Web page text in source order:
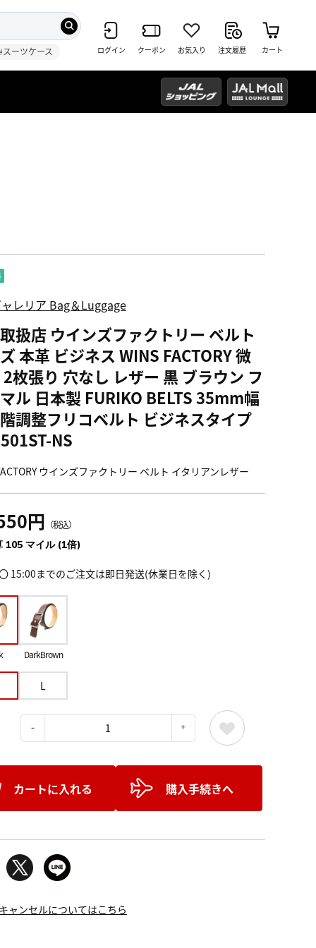
スーツケース ログイン クーポン お気入り 注文履歴 カート
レリア Bag＆Luggage
扱店 ウインズファクトリー ベルト
本革 ビジネス WINS FACTORY 微
枚張り 穴なし レザー 黒 ブラウン フ
ル 日本製 FURIKO BELTS 35mm幅
調整フリコベルト ビジネスタイプ
NS
ウインズファクトリー ベルト イタリアンレザー
円 （税込）
105 マイル (1倍)
15:00までのご注文は即日発送(休業日を除く)
DarkBrown
L
カートに入れる 購入手続きへ
ャンセルについてはこちら